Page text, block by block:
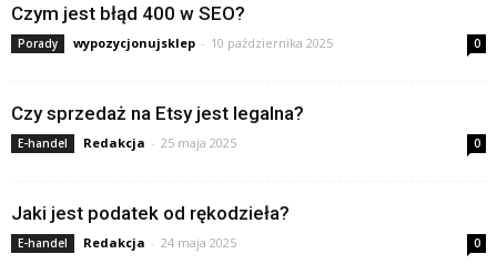
Czym jest błąd 400 w SEO?
Porady wypozycjonujsklep - 10 października 2025 0
Czy sprzedaż na Etsy jest legalna?
E-handel Redakcja - 25 maja 2025 0
Jaki jest podatek od rękodzieła?
E-handel Redakcja - 24 maja 2025 0